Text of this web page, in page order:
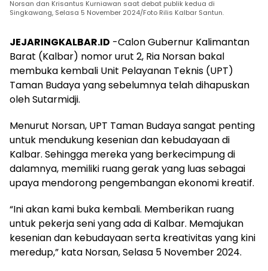
Norsan dan Krisantus Kurniawan saat debat publik kedua di
Singkawang, Selasa 5 November 2024/Foto Rilis Kalbar Santun.
JEJARINGKALBAR.ID -Calon Gubernur Kalimantan
Barat (Kalbar) nomor urut 2, Ria Norsan bakal
membuka kembali Unit Pelayanan Teknis (UPT)
Taman Budaya yang sebelumnya telah dihapuskan
oleh Sutarmidji.
Menurut Norsan, UPT Taman Budaya sangat penting
untuk mendukung kesenian dan kebudayaan di
Kalbar. Sehingga mereka yang berkecimpung di
dalamnya, memiliki ruang gerak yang luas sebagai
upaya mendorong pengembangan ekonomi kreatif.
“Ini akan kami buka kembali. Memberikan ruang
untuk pekerja seni yang ada di Kalbar. Memajukan
kesenian dan kebudayaan serta kreativitas yang kini
meredup,” kata Norsan, Selasa 5 November 2024.